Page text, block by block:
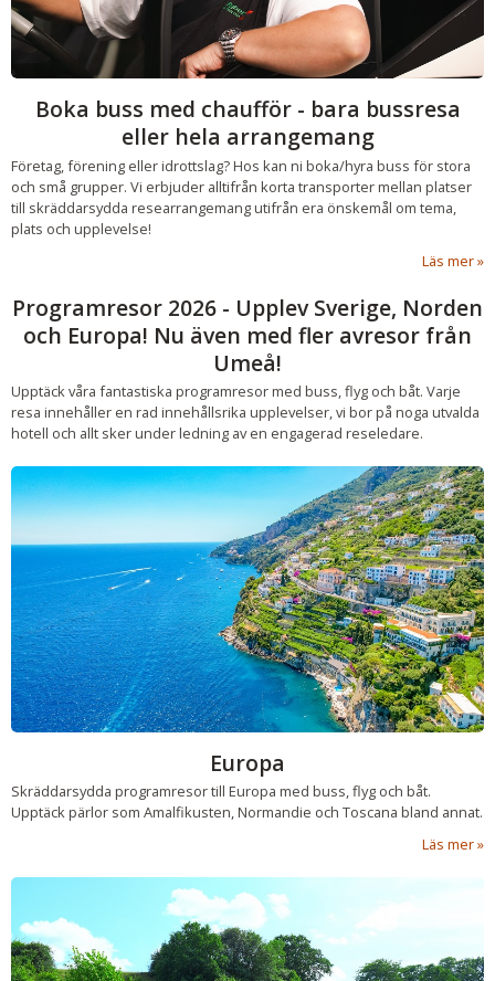
Boka buss med chaufför - bara bussresa
eller hela arrangemang
Företag, förening eller idrottslag? Hos kan ni boka/hyra buss för stora
och små grupper. Vi erbjuder alltifrån korta transporter mellan platser
till skräddarsydda researrangemang utifrån era önskemål om tema,
plats och upplevelse!
Läs mer
Programresor 2026 - Upplev Sverige, Norden
och Europa! Nu även med fler avresor från
Umeå!
Upptäck våra fantastiska programresor med buss, flyg och båt. Varje
resa innehåller en rad innehållsrika upplevelser, vi bor på noga utvalda
hotell och allt sker under ledning av en engagerad reseledare.
Europa
Skräddarsydda programresor till Europa med buss, flyg och båt.
Upptäck pärlor som Amalfikusten, Normandie och Toscana bland annat.
Läs mer